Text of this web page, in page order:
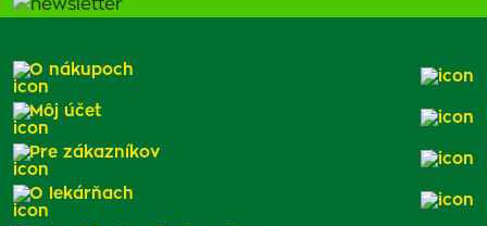
O nákupoch
Môj účet
Pre zákazníkov
O lekárňach